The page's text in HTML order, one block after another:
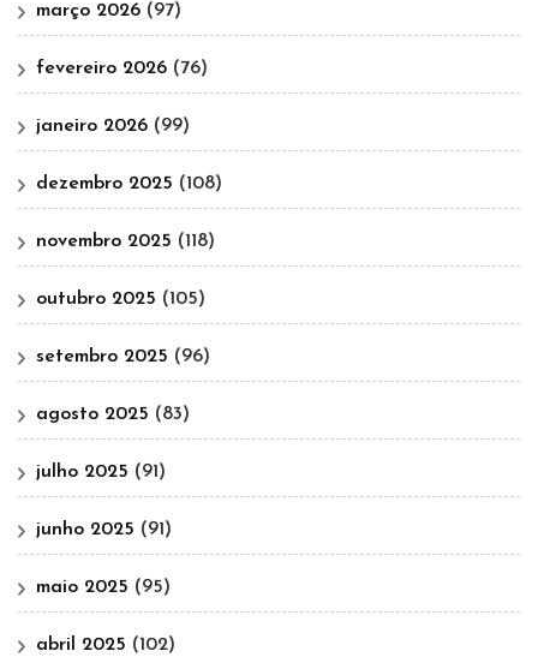
março 2026 (97)
fevereiro 2026 (76)
janeiro 2026 (99)
dezembro 2025 (108)
novembro 2025 (118)
outubro 2025 (105)
setembro 2025 (96)
agosto 2025 (83)
julho 2025 (91)
junho 2025 (91)
maio 2025 (95)
abril 2025 (102)